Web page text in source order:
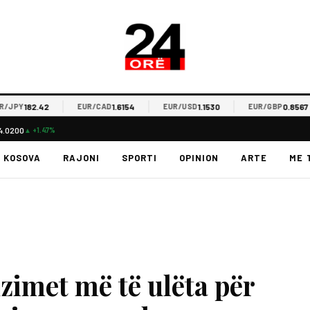
182.42 EUR/CAD1.6154 EUR/USD1.1530 EUR/GBP0.8567
▲ +1.47%
KOSOVA RAJONI SPORTI OPINION ARTE ME
më të ulëta për